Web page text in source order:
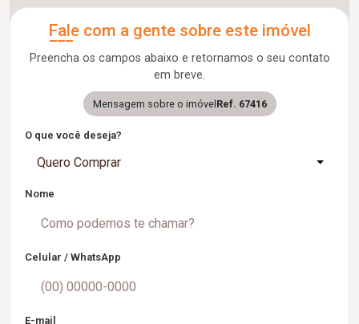
Fale com a gente sobre este imóvel
Preencha os campos abaixo e retornamos o seu contato
em breve.
Mensagem sobre o imóvel Ref. 67416
O que você deseja?
Quero Comprar
Nome
Celular / WhatsApp
E-mail